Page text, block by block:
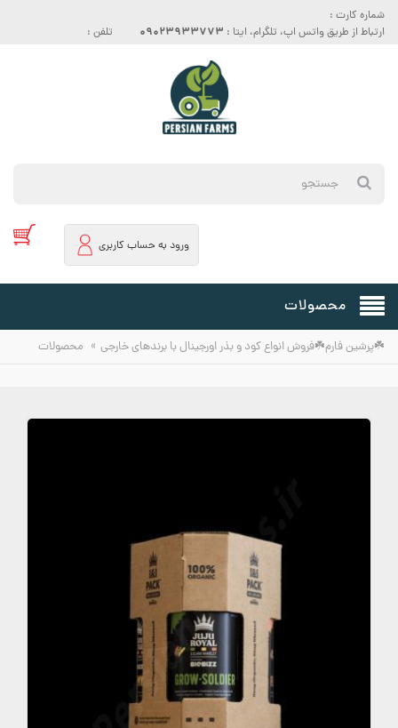
شماره کارت :
ارتباط از طریق واتس اپ، تلگرام، ایتا : 09023933773 تلفن :
ورود به حساب کاربری
محصولات
☘️پرشین فارم☘️فروش انواع کود و بذر اورجینال با برندهای خارجی » محصولات